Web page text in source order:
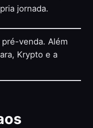
jornada.
venda. Além
Krypto e a